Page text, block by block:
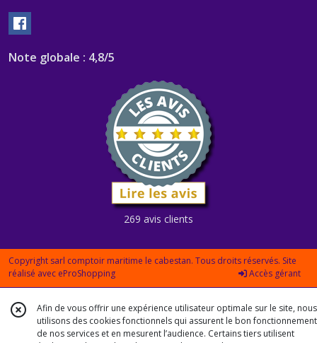
Note globale : 4,8/5
269 avis clients
Copyright sarl comptoir maritime le cabestan. Tous droits réservés. Site
réalisé avec eProShopping Accès gérant
Afin de vous offrir une expérience utilisateur optimale sur le site, nous
utilisons des cookies fonctionnels qui assurent le bon fonctionnement
de nos services et en mesurent l’audience. Certains tiers utilisent